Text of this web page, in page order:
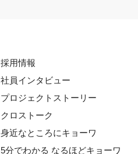
採用情報
社員インタビュー
プロジェクトストーリー
クロストーク
身近なところにキョーワ
5分でわかる なるほどキョーワ